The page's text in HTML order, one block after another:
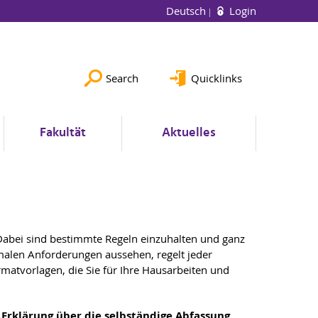
Deutsch Login
Search Quicklinks
Fakultät Aktuelles
sind bestimmte Regeln einzuhalten und ganz
Anforderungen aussehen, regelt jeder
die Sie für Ihre Hausarbeiten und